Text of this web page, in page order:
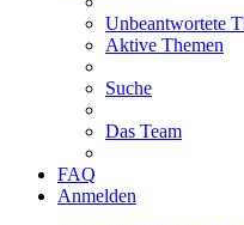
Unbeantwortete
Aktive Themen
Suche
Das Team
FAQ
Anmelden